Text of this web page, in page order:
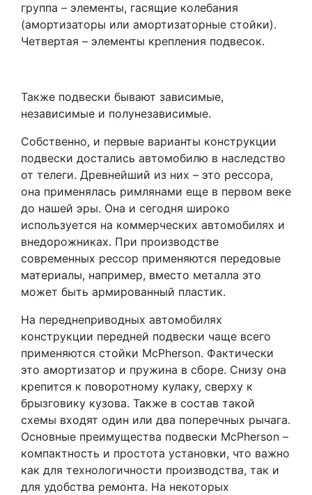
группа – элементы, гасящие колебания
(амортизаторы или амортизаторные стойки).
Четвертая – элементы крепления подвесок.
Также подвески бывают зависимые,
независимые и полунезависимые.
Собственно, и первые варианты конструкции
подвески достались автомобилю в наследство
от телеги. Древнейший из них – это рессора,
она применялась римлянами еще в первом веке
до нашей эры. Она и сегодня широко
используется на коммерческих автомобилях и
внедорожниках. При производстве
современных рессор применяются передовые
материалы, например, вместо металла это
может быть армированный пластик.
На переднеприводных автомобилях
конструкции передней подвески чаще всего
применяются стойки McPherson. Фактически
это амортизатор и пружина в сборе. Снизу она
крепится к поворотному кулаку, сверху к
брызговику кузова. Также в состав такой
схемы входят один или два поперечных рычага.
Основные преимущества подвески McPherson –
компактность и простота установки, что важно
как для технологичности производства, так и
для удобства ремонта. На некоторых